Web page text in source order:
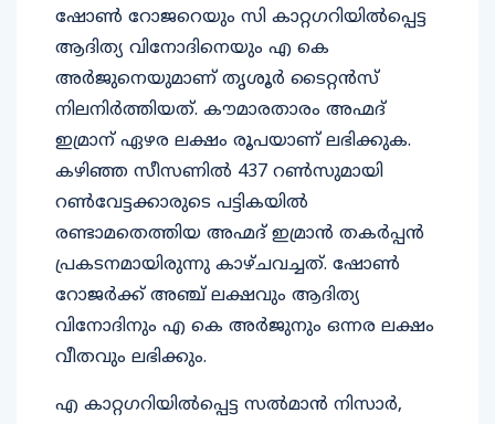
ഷോൺ റോജറെയും സി കാറ്റഗറിയിൽപ്പെട്ട
ആദിത്യ വിനോദിനെയും എ കെ
അർജുനെയുമാണ് തൃശൂർ ടൈറ്റൻസ്
നിലനിർത്തിയത്. കൗമാരതാരം അഹ്മദ്
ഇമ്രാന് ഏഴര ലക്ഷം രൂപയാണ് ലഭിക്കുക.
കഴിഞ്ഞ സീസണിൽ 437 റൺസുമായി
റൺവേട്ടക്കാരുടെ പട്ടികയിൽ
രണ്ടാമതെത്തിയ അഹ്മദ് ഇമ്രാൻ തകർപ്പൻ
പ്രകടനമായിരുന്നു കാഴ്ചവച്ചത്. ഷോൺ
റോജർക്ക് അഞ്ച് ലക്ഷവും ആദിത്യ
വിനോദിനും എ കെ അർജുനും ഒന്നര ലക്ഷം
വീതവും ലഭിക്കും.
എ കാറ്റഗറിയിൽപ്പെട്ട സൽമാൻ നിസാർ,